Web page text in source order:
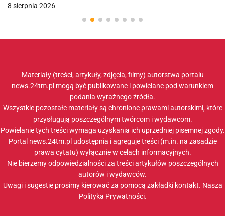
8 sierpnia 2026
Materiały (treści, artykuły, zdjęcia, filmy) autorstwa portalu
news.24tm.pl mogą być publikowane i powielane pod warunkiem
podania wyraźnego źródła.
Wszystkie pozostałe materiały są chronione prawami autorskimi, które
przysługują poszczególnym twórcom i wydawcom.
Powielanie tych treści wymaga uzyskania ich uprzedniej pisemnej zgody.
Portal news.24tm.pl udostępnia i agreguje treści (m.in. na zasadzie
prawa cytatu) wyłącznie w celach informacyjnych.
Nie bierzemy odpowiedzialności za treści artykułów poszczególnych
autorów i wydawców.
Uwagi i sugestie prosimy kierować za pomocą zakładki kontakt. Nasza
Polityka Prywatności.